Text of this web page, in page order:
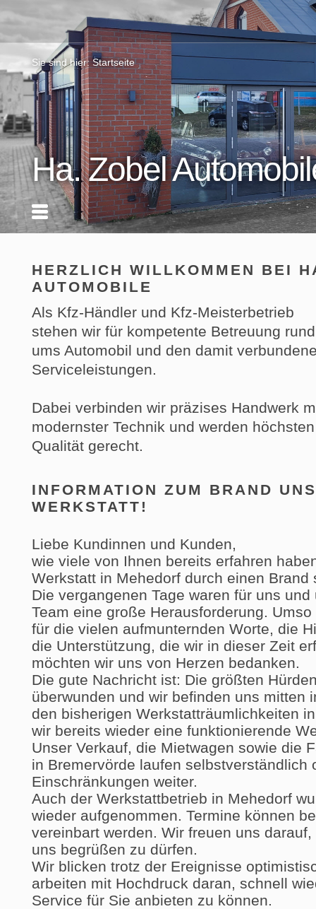
Sie sind hier:Startseite
Ha. Zobel
HERZLICH WILLKOMMEN BEI
AUTOMOBILE
Als Kfz-Händler und Kfz-Meisterbetrieb
stehen wir für kompetente Betreuung rund
ums Automobil und den damit
Serviceleistungen.
Dabei verbinden wir präzises Handwerk
modernster Technik und werden
Qualität gerecht.
INFORMATION ZUM BRAND
WERKSTATT!
Liebe Kundinnen und Kunden,
wie viele von Ihnen bereits erfahren
Werkstatt in Mehedorf durch einen Brand
Die vergangenen Tage waren für uns
Team eine große Herausforderung.
für die vielen aufmunternden Worte, die
die Unterstützung, die wir in dieser Zeit
möchten wir uns von Herzen bedanken.
Die gute Nachricht ist: Die größten
überwunden und wir befinden uns mitten
den bisherigen Werkstatträumlichkeiten
wir bereits wieder eine funktionierende
Unser Verkauf, die Mietwagen sowie die
in Bremervörde laufen selbstverständlich
Einschränkungen weiter.
Auch der Werkstattbetrieb in Mehedorf
wieder aufgenommen. Termine können
vereinbart werden. Wir freuen uns
uns begrüßen zu dürfen.
Wir blicken trotz der Ereignisse
arbeiten mit Hochdruck daran, schnell
Service für Sie anbieten zu können.